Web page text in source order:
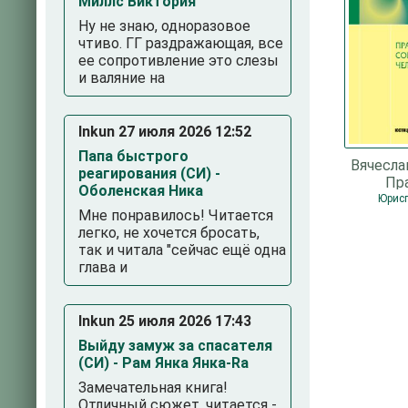
Ну не знаю, одноразовое
чтиво. ГГ раздражающая, все
ее сопротивление это слезы
и валяние на
Inkun 27 июля 2026 12:52
Папа быстрого
реагирования (СИ) -
Оболенская Ника
Мне понравилось! Читается
легко, не хочется бросать,
так и читала "сейчас ещё одна
глава и
Inkun 25 июля 2026 17:43
Выйду замуж за спасателя
(СИ) - Рам Янка Янка-Ra
Замечательная книга!